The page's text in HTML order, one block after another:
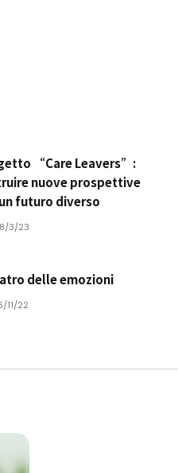
“Care Leavers”:
nuove prospettive
futuro diverso
3/23
delle emozioni
11/22